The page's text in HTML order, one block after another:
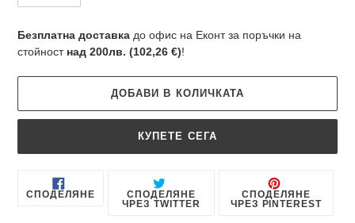
Безплатна доставка до офис на Еконт за поръчки на
стойност над 200лв. (102,26 €)!
ДОБАВИ В КОЛИЧКАТА
КУПЕТЕ СЕГА
Добавяне
наСПОДЕЛЯНЕСПОДЕЛЯНЕ
ЧРЕЗ
СПОДЕЛЯНЕ
ЧРЕЗ TWITTER
ИЗПРАЩАНЕСПОДЕЛЯНЕ
ЧРЕЗ PINTEREST